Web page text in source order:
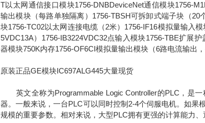
T以太网通信接口模块1756-DNBDeviceNet通信模块1756-
输出模块（每路单独隔离）1756-TBSH可拆卸式端子块（20
块1756-TC02以太网连接电缆（2米）1756-IF16模拟量输入
5VDC13A）1756-IB3224VDC32点输入模块1756-TBE扩展
器模块750K内存1756-OF6CI模拟量输出模块（6路电流输出
原装正品GE模块IC697ALG445大量现货
英文全称为Programmable Logic Controller的PLC，是
器。一般来说，一台PLC可以同时控制2-4个伺服电机。如
规模的重要参数。相对来说，大型PLC拥有更强的计算能力